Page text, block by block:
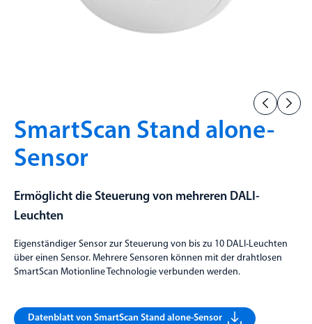
SmartScan Stand alone-
Sensor
Ermöglicht die Steuerung von mehreren DALI-
Leuchten
Eigenständiger Sensor zur Steuerung von bis zu 10 DALI-Leuchten
über einen Sensor. Mehrere Sensoren können mit der drahtlosen
SmartScan Motionline Technologie verbunden werden.
Datenblatt von SmartScan Stand alone-Sensor